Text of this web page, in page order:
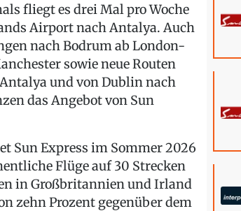
fliegt es drei Mal pro Woche
Airport nach Antalya. Auch
nach Bodrum ab London-
sowie neue Routen
und von Dublin nach
das Angebot von Sun
Sun Express im Sommer 2026
Flüge auf 30 Strecken
in Großbritannien und Irland
zehn Prozent gegenüber dem